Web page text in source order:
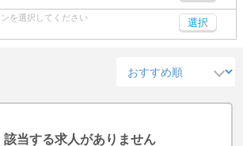
を選択してください 選択
該当する求人がありません